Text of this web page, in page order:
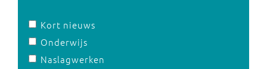
Kort nieuws
Onderwijs
Naslagwerken